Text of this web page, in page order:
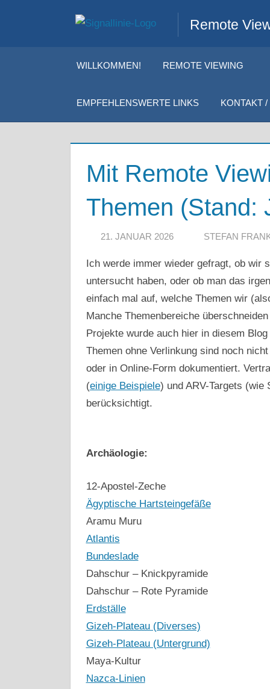
Remote
WILLKOMMEN! REMOTE VIEWING
EMPFEHLENSWERTE LINKS KONTAKT /
Mit Remote
Themen (Stand:
21. JANUAR 2026 STEFAN
Ich werde immer wieder gefragt, ob wir
untersucht haben, oder ob man das
einfach mal auf, welche Themen wir
Manche Themenbereiche
Projekte wurde auch hier in diesem
Themen ohne Verlinkung sind noch
oder in Online-Form dokumentiert.
(einige Beispiele) und ARV-Targets (wie
berücksichtigt.
Archäologie:
12-Apostel-Zeche
Ägyptische Hartsteingefäße
Aramu Muru
Atlantis
Bundeslade
Dahschur – Knickpyramide
Dahschur – Rote Pyramide
Erdställe
Gizeh-Plateau (Diverses)
Gizeh-Plateau (Untergrund)
Maya-Kultur
Nazca-Linien